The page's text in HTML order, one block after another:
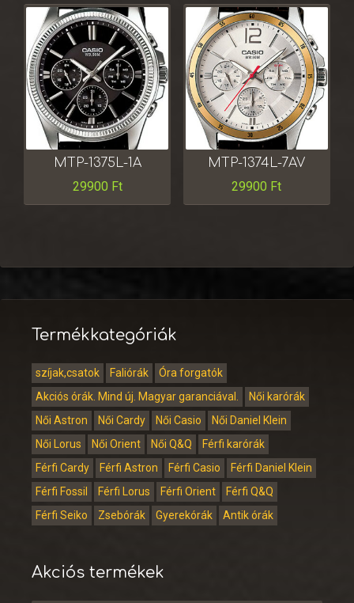
MTP-1375L-1A
29900 Ft
MTP-1374L-7AV
29900 Ft
Termékkategóriák
szíjak,csatok Faliórák
Óra forgatók
Akciós órák. Mind új. Magyar garanciával.
Női karórák
Női Astron
Női Cardy Női Casio
Női Daniel Klein
Női Lorus
Női Orient Női Q&Q
Férfi karórák
Férfi Cardy
Férfi Astron Férfi Casio
Férfi Daniel Klein
Férfi Fossil
Férfi Lorus Férfi Orient
Férfi Q&Q
Férfi Seiko
Zsebórák Gyerekórák Antik órák
Akciós termékek